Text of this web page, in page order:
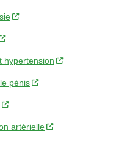
hypertension
pénis
artérielle